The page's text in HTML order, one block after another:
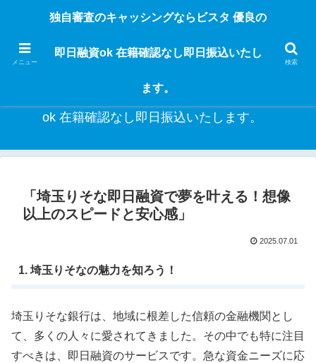
独自審査のフリーローンならビスタなら24時間365日 在籍確認なしで借りれる
な入用があっても安心！融資率97％！仕事をしている人ならブラックでも給料
日返済の１ヶ月融資で借りられるから安心！
独自審査のキャッシングならビスタ 優良の即日融資
ok 在籍確認なし即日振込いたします。
「埼玉りそな即日融資で夢を叶える！想像
以上のスピードと安心感」
2025.07.01
1. 埼玉りそなの魅力を知ろう！
埼玉りそな銀行は、地域に根差した信頼の金融機関とし
て、多くの人々に愛されてきました。その中でも特に注目
すべきは、即日融資のサービスです。急な資金ニーズに応
メニュー
独自審査のキャッシングならビスタ 優良の
即日融資ok 在籍確認なし即日振込いたし
ます。
検索